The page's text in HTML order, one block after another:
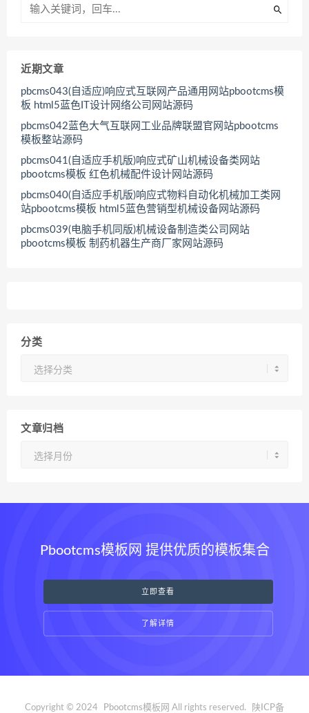
近期文章
pbcms043(自适应)响应式互联网产品通用网站pbootcms模
板 html5蓝色IT设计网络公司网站源码
pbcms042蓝色大气互联网工业品牌联盟官网站pbootcms
模板整站源码
pbcms041(自适应手机版)响应式矿山机械设备类网站
pbootcms模板 红色机械配件设计网站源码
pbcms040(自适应手机版)响应式物料自动化机械加工类网
站pbootcms模板 html5蓝色营销型机械设备网站源码
pbcms039(电脑手机同版)机械设备制造类公司网站
pbootcms模板 制药机器生产商厂家网站源码
分类
文章归档
Pbootcms模板网 提供优质的模板集合
立即查看
了解详情
Copyright © 2024 Pbootcms模板网 All rights reserved. 陕ICP备